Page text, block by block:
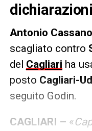
Antonio Cassano
scagliato contro
del Cagliari ha
posto Cagliari-
seguito Godin.
CAGLIARI – «